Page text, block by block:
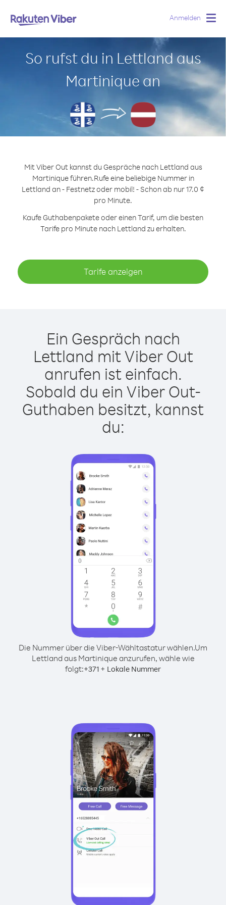
Anmelden
So rufst du in Lettland aus
Martinique an
Mit Viber Out kannst du Gespräche nach Lettland aus
Martinique führen.Rufe eine beliebige Nummer in
Lettland an - Festnetz oder mobil! - Schon ab nur 17.0 ¢
pro Minute.
Kaufe Guthabenpakete oder einen Tarif, um die besten
Tarife pro Minute nach Lettland zu erhalten.
Tarife anzeigen
Ein Gespräch nach
Lettland mit Viber Out
anrufen ist einfach.
Sobald du ein Viber Out-
Guthaben besitzt, kannst
du:
Die Nummer über die Viber-Wähltastatur wählen.Um
Lettland aus Martinique anzurufen, wähle wie
folgt:+371 + Lokale Nummer